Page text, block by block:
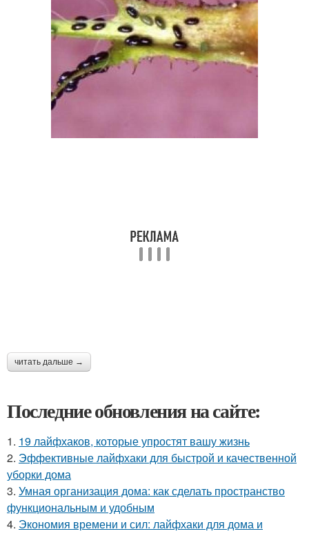
читать дальше →
Последние обновления на сайте:
1. 19 лайфхаков, которые упростят вашу жизнь
2. Эффективные лайфхаки для быстрой и качественной
уборки дома
3. Умная организация дома: как сделать пространство
функциональным и удобным
4. Экономия времени и сил: лайфхаки для дома и